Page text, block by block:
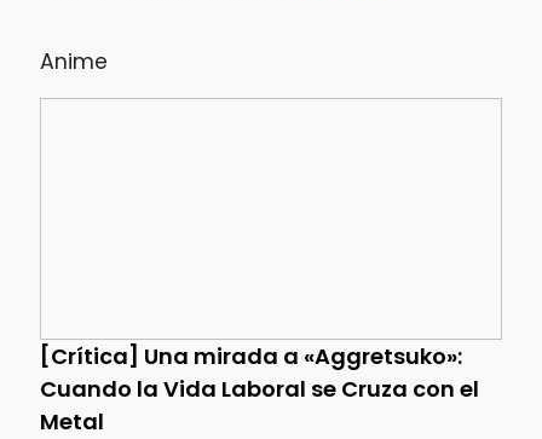
Anime
[Crítica] Una mirada a «Aggretsuko»:
Cuando la Vida Laboral se Cruza con el
Metal